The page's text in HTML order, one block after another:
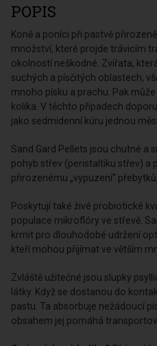
POPIS
Koně a poníci při pastvě
množství, které projde trávicím
okolností neškodné. Zvířata,
suchých a písčitých oblastech,
mnoho písku a prachu. Pak
kolika. V těchto případech
jako sedmidenní kúru jednou
Sand Gard Pellets jsou chutné a
pohyb střev (peristaltiku střev) a
přirozenému „vypuzení“
Poskytují také živé probiotické
populace mikroflóry ve střevě.
krmit pro dlouhodobé udržení
kteří mohou přijímat ve větším
Zvláště užitečné jsou slupky
látky. Když se dostanou do
pastu. Ta absorbuje nežádoucí
obsahem jej pomáhá